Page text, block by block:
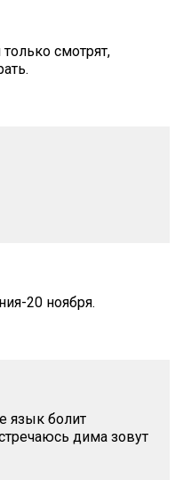
смотрят,
20 ноября.
язык болит
дима зовут